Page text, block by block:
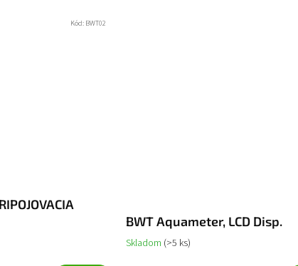
Kód: BWT02
BWT Aquameter, LCD Disp.
Skladom (>5 ks)